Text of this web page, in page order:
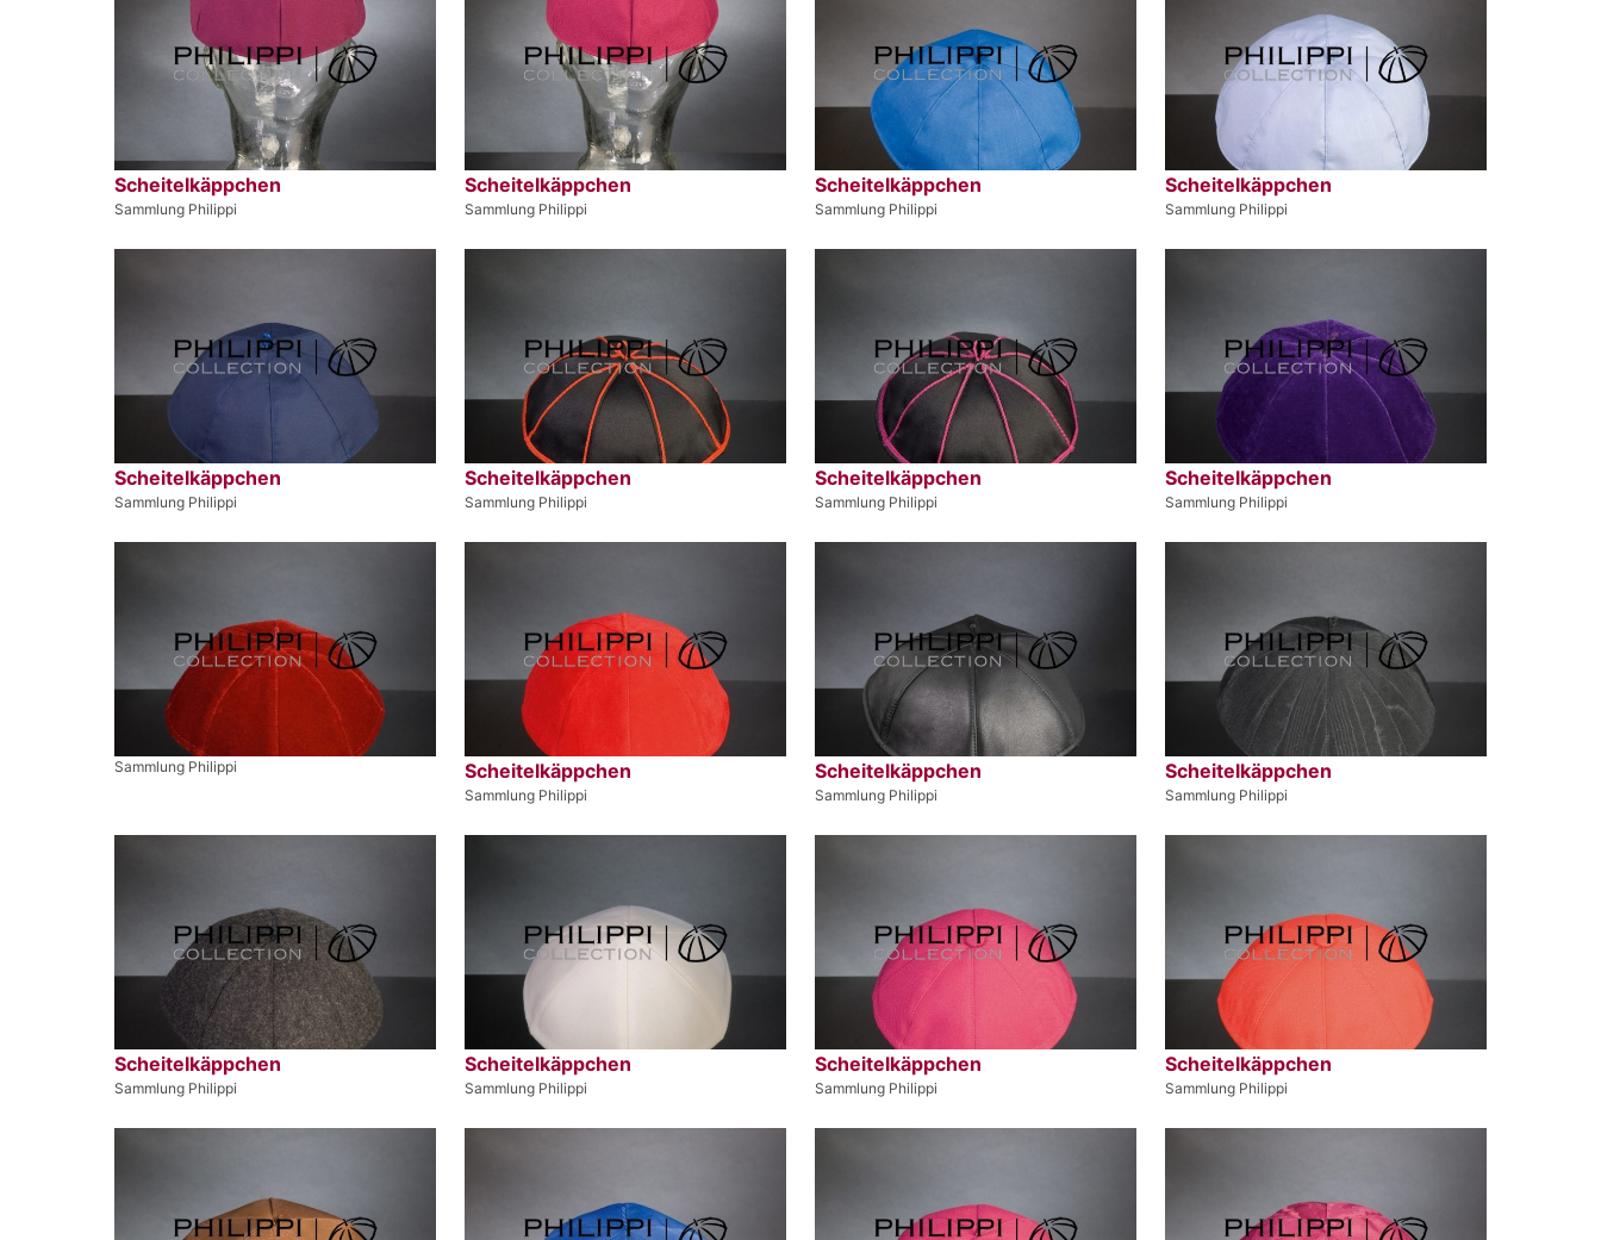
Scheitelkäppchen
Sammlung Philippi
Scheitelkäppchen
Sammlung Philippi
Scheitelkäppchen
Sammlung Philippi
Scheitelkäppchen
Sammlung Philippi
Scheitelkäppchen
Sammlung Philippi
Scheitelkäppchen
Sammlung Philippi
Scheitelkäppchen
Sammlung Philippi
Scheitelkäppchen
Sammlung Philippi
Sammlung Philippi Scheitelkäppchen
Sammlung Philippi
Scheitelkäppchen
Sammlung Philippi
Scheitelkäppchen
Sammlung Philippi
Scheitelkäppchen
Sammlung Philippi
Scheitelkäppchen
Sammlung Philippi
Scheitelkäppchen
Sammlung Philippi
Scheitelkäppchen
Sammlung Philippi